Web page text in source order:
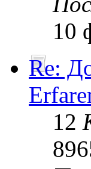
10
Re:
12